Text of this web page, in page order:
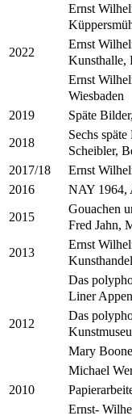
Ernst
2022
Ernst
Kunsthalle,
Ernst
Wiesbaden
2019 Späte
2018
Sechs
Scheibler,
2017/18 Ernst
2016 NAY 1964,
2015
Gouachen
Fred Jahn,
2013
Ernst
Das
Liner
2012
Das
Mary
Michael
2010
Ernst-